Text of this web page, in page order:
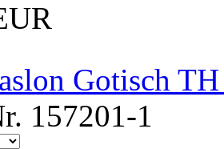
Gotisch
157201-1